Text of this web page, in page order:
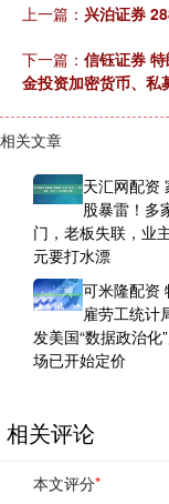
上一篇： 兴泊证券
下一篇： 信钰证券
金投资加密货币、私
相关文章
天汇网配资
股暴雷！多
门，老板失联，业
元要打水漂
可米隆配资
雇劳工统计
发美国“数据政治化
场已开始定价
相关评论
本文评分*